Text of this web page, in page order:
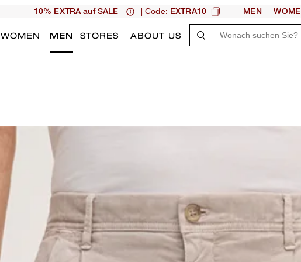
10% EXTRA auf SALE | Code: EXTRA10 MEN
WOMEN MEN STORES ABOUT US